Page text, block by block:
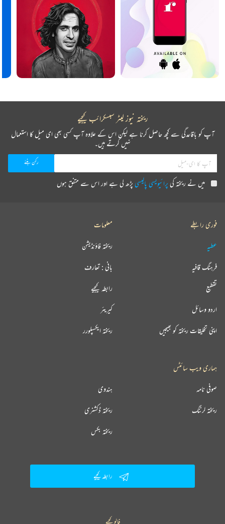
ریختہ نیوز لیٹر سبسکرائب کیجیے
آپ کو باقاعدگی سے کچھ حاصل کرنا ہے لیکن اس کے علاوہ آپ کسی بھی ای میل کا استعمال
نہیں کرتے ہیں۔
میں نے ریختہ کیپرائیویسی پالیسیپڑھ لی ہے اور اس سے متفق ہوں
فوری رابطے
عطیہ
فرہنگ قافیہ
تقطیع
اردو وسائل
اپنی تخلیقات ریختہ کو بھیجیں
معلومات
ریختہ فاؤنڈیشن
بانی : تعارف
رابطہ کیجیے
کیریئر
ریختہ ایکسپلورر
ہماری ویب سائٹس
ہندوی صوفی نامہ
ریختہ ڈکشنری ریختہ لرننگ
ریختہ بکس
رابطہ کیجیے
فالو کیجیے